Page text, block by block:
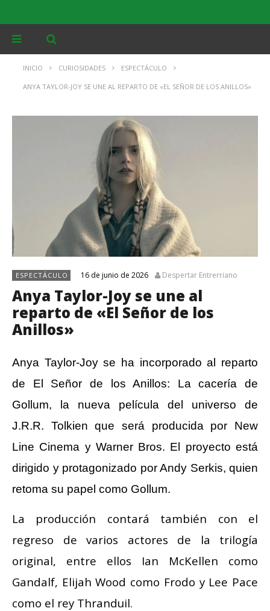
INICIO CURIOSIDADES ESPECTÁCULO
ANYA TAYLOR-JOY SE UNE AL REPARTO DE «EL SEÑOR DE LOS ANILLOS»
ESPECTÁCULO 16 de junio de 2026 Despertar Entrerriano
Anya Taylor-Joy se une al
reparto de «El Señor de los
Anillos»
Anya Taylor-Joy se ha incorporado al reparto
de El Señor de los Anillos: La cacería de
Gollum, la nueva película del universo de
J.R.R. Tolkien que será producida por New
Line Cinema y Warner Bros. El proyecto está
dirigido y protagonizado por Andy Serkis, quien
retoma su papel como Gollum.
La producción contará también con el
regreso de varios actores de la trilogía
original, entre ellos Ian McKellen como
Gandalf, Elijah Wood como Frodo y Lee Pace
como el rey Thranduil.